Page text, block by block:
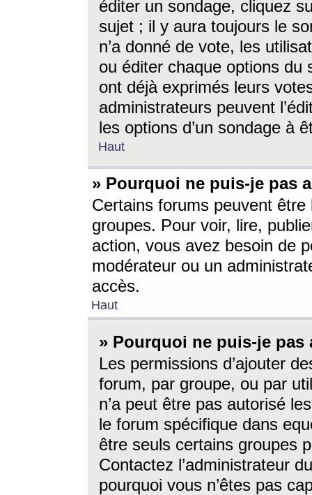
éditer un sondage, cliquez
sujet ; il y aura toujours le
n’a donné de vote, les
ou éditer chaque options du
ont déjà exprimés leurs
administrateurs peuvent
les options d’un sondage à
Haut
» Pourquoi ne puis-je pas
Certains forums peuvent être
groupes. Pour voir, lire,
action, vous avez besoin de
modérateur ou un
accès.
Haut
» Pourquoi ne puis-je
Les permissions d’ajouter
forum, par groupe, ou par
n’a peut être pas autorisé
le forum spécifique dans
être seuls certains groupes
Contactez l’administrateur
pourquoi vous n’êtes pas